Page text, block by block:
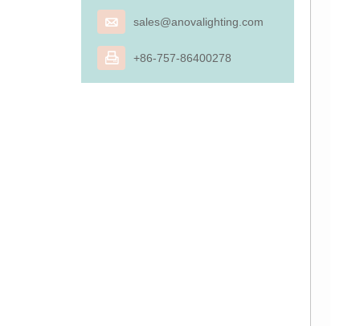
 sales@anovalighting.com
 +86-757-86400278